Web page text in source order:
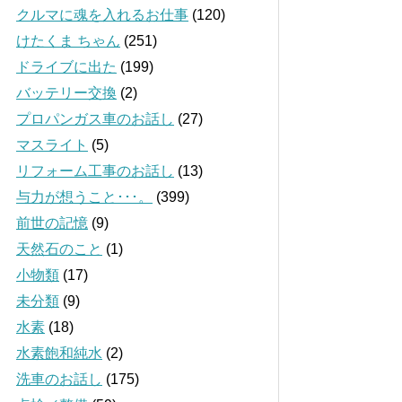
クルマに魂を入れるお仕事 (120)
けたくま ちゃん (251)
ドライブに出た (199)
バッテリー交換 (2)
プロパンガス車のお話し (27)
マスライト (5)
リフォーム工事のお話し (13)
与力が想うこと･･･。
(399)
前世の記憶 (9)
天然石のこと (1)
小物類 (17)
未分類 (9)
水素 (18)
水素飽和純水 (2)
洗車のお話し (175)